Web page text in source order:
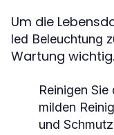
Um die
led Beleuchtung
Wartung
Reinigen
milden
und